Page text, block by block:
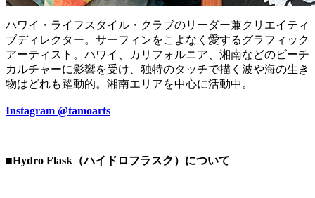
ハワイ・ライフスタイル・クラブのリーダー兼クリエイティ
ブディレクター。サーフィンをこよなく愛するグラフィック
アーティスト。ハワイ、カリフォルニア、湘南などのビーチ
カルチャーに影響を受け、独特のタッチで描く波や海の生き
物はどれも躍動的。湘南エリアを中心に活動中。
Instagram @tamoarts
■Hydro Flask（ハイドロフラスク）について